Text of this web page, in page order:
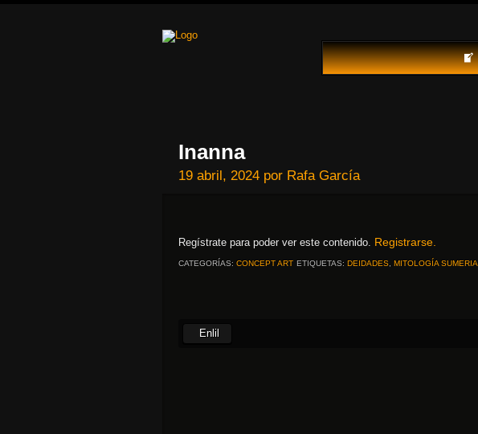
Inanna
19 abril, 2024 por Rafa García
Regístrate para poder ver este contenido. Registrarse.
CATEGORÍAS: CONCEPT ART ETIQUETAS: DEIDADES MITOLOGÍA SUMERIA
Enlil